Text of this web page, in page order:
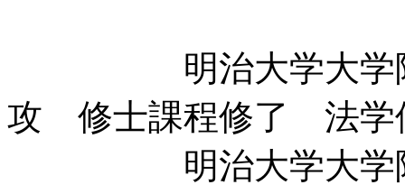
明治大学大学院
攻 修士課程修了 法学
明治大学大学院